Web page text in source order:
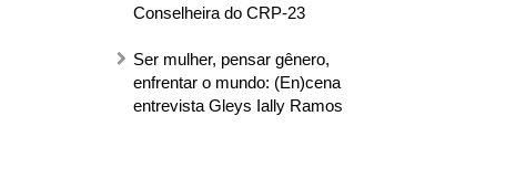
Conselheira do CRP-23
Ser mulher, pensar gênero,
enfrentar o mundo: (En)cena
entrevista Gleys Ially Ramos